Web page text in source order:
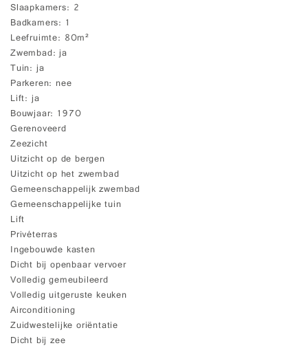
Slaapkamers 2
Badkamers 1
Leefruimte 80m²
Zwembad ja
Tuin ja
Parkeren nee
Lift ja
Bouwjaar 1970
Gerenoveerd
Zeezicht
Uitzicht op de bergen
Uitzicht op het zwembad
Gemeenschappelijk zwembad
Gemeenschappelijke tuin
Lift
Privéterras
Ingebouwde kasten
Dicht bij openbaar vervoer
Volledig gemeubileerd
Volledig uitgeruste keuken
Airconditioning
Zuidwestelijke oriëntatie
Dicht bij zee